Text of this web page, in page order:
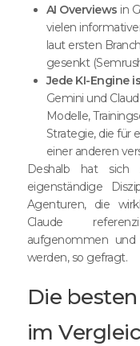
AI Overviews in
vielen
laut ersten
gesenkt
Jede KI-Engine
Gemini und
Modelle,
Strategie, die für
einer anderen
Deshalb hat sich
eigenständige
Agenturen, die
Claude
aufgenommen
werden, so gefragt.
Die
im